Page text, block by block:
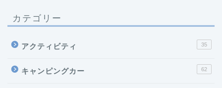
カテゴリー
アクティビティ 35
キャンピングカー 62